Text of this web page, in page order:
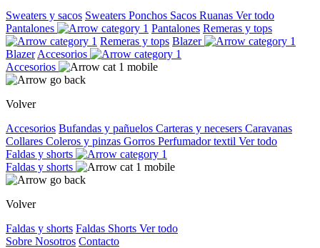
Sweaters y sacos Sweaters Ponchos Sacos Ruanas Ver todo
Pantalones
Pantalones Remeras y tops
Remeras y tops Blazer
Blazer Accesorios
Accesorios
Volver
Accesorios Bufandas y pañuelos Carteras y necesers Caravanas
Collares Coleros y pinzas Gorros Perfumador textil Ver todo
Faldas y shorts
Faldas y shorts
Volver
Faldas y shorts Faldas Shorts Ver todo
Sobre Nosotros Contacto